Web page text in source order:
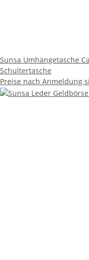
Sunsa Umhängetasche
Schultertasche
Preise nach Anmeldung